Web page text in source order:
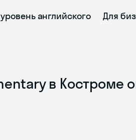
английского Для
в Костроме